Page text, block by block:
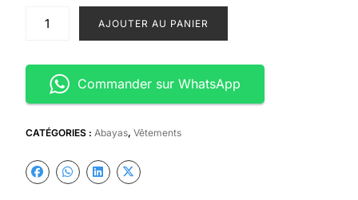
initial
était :
25
000 CFA.
pailleté
AJOUTER AU PANIER
Commander sur WhatsApp
CATÉGORIES : Abayas, Vêtements